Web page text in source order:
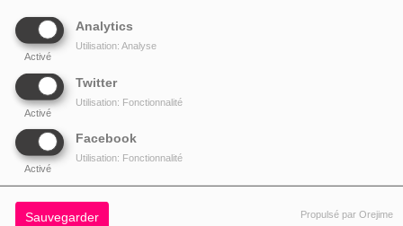
Analytics
Activé
Utilisation: Analyse
Twitter
Activé
Utilisation: Fonctionnalité
Facebook
Activé
Utilisation: Fonctionnalité
Sauvegarder Propulsé par Orejime